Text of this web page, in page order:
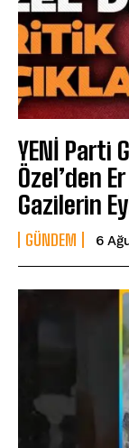
YENİ Parti
Özel’den
Gazilerin
GÜNDEM 6